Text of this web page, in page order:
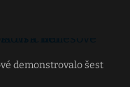
demonstrovalo šest